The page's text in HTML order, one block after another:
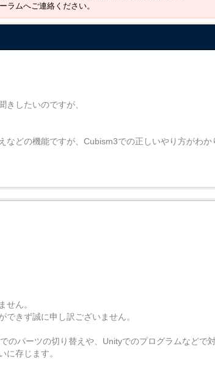
ラムへご連絡ください。
したいのですが、
どの機能ですが、Cubism3での正しいやり方がわか
せん。
きず誠に申し訳ございません。
のパーツの切り替えや、Unityでのプログラムなどで
に存じます。